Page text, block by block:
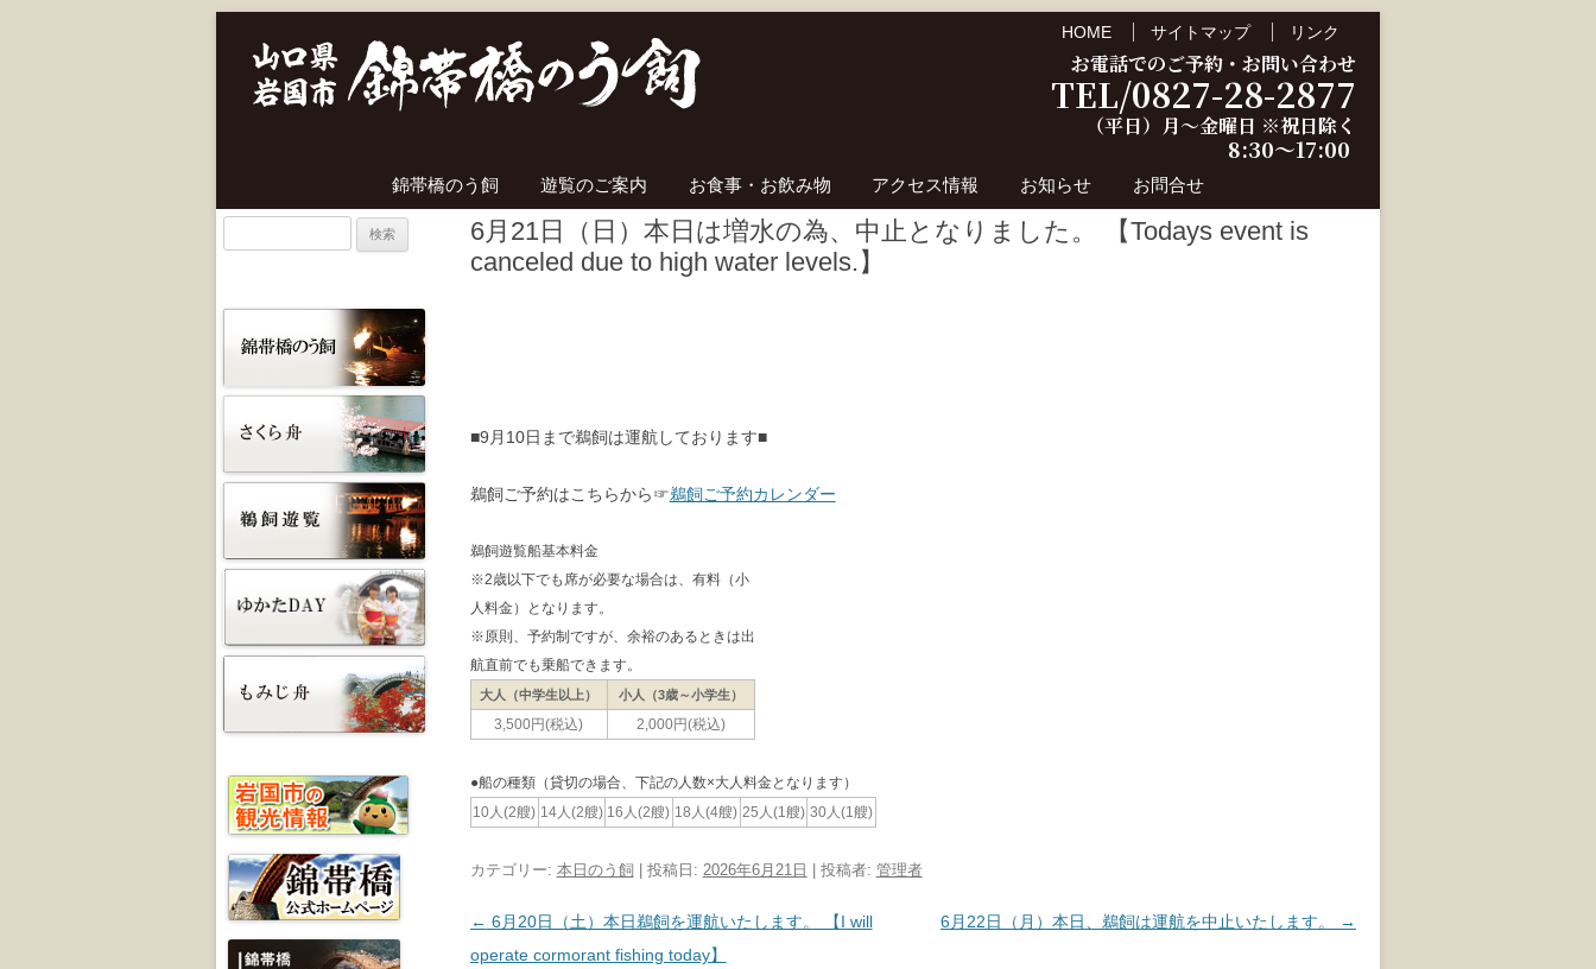
HOME サイトマップ リンク
お電話でのご予約・お問い合わせ
TEL/0827-28-2877
（平日）月～金曜日 ※祝日除く
8:30～17:00
錦帯橋のう飼 遊覧のご案内 お食事・お飲み物 アクセス情報 お知らせ お問合せ
6月21日（日）本日は増水の為、中止となりました。 【Todays event is
canceled due to high water levels.】
■9月10日まで鵜飼は運航しております■
鵜飼ご予約はこちらから☞鵜飼ご予約カレンダー
鵜飼遊覧船基本料金
※2歳以下でも席が必要な場合は、有料（小
人料金）となります。
※原則、予約制ですが、余裕のあるときは出
航直前でも乗船できます。
大人（中学生以上） 小人（3歳～小学生）
3,500円(税込) 2,000円(税込)
●船の種類（貸切の場合、下記の人数×大人料金となります）
10人(2艘) 14人(2艘) 16人(2艘) 18人(4艘) 25人(1艘) 30人(1艘)
カテゴリー: 本日のう飼 | 投稿日: 2026年6月21日 投稿者: 管理者
投稿ナビゲーション
← 6月20日（土）本日鵜飼を運航いたします。 【I will
operate cormorant fishing today】
6月22日（月）本日、鵜飼は運航を中止いたします。 →